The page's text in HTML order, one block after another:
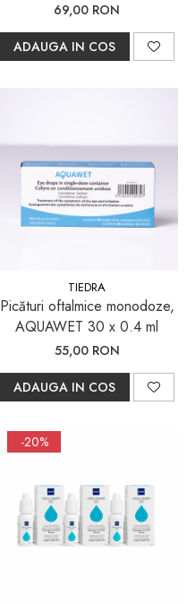
69,00 RON
ADAUGA IN COS
TIEDRA
Picături oftalmice monodoze,
AQUAWET 30 x 0.4 ml
55,00 RON
ADAUGA IN COS
-20%